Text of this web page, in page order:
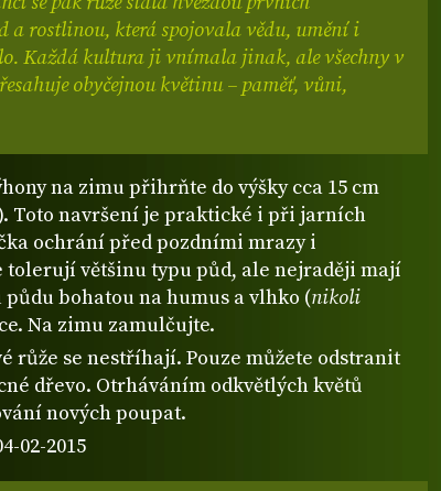
a rostlinou, která spojovala vědu, umění i
Každá kultura ji vnímala jinak, ale všechny v
obyčejnou květinu – paměť, vůni,
na zimu přihrňte do výšky cca 15 cm
Toto navršení je praktické i při jarních
ochrání před pozdními mrazy i
tolerují většinu typu půd, ale nejraději mají
bohatou na humus a vlhko (nikoli
Na zimu zamulčujte.
růže se nestříhají. Pouze můžete odstranit
dřevo. Otrháváním odkvětlých květů
nových poupat.
02-2015